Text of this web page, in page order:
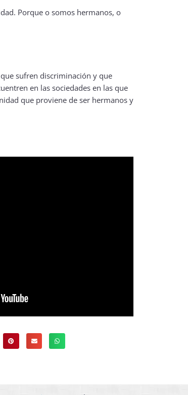
Porque o somos hermanos, o
sufren discriminación y que
en las sociedades en las que
que proviene de ser hermanos y